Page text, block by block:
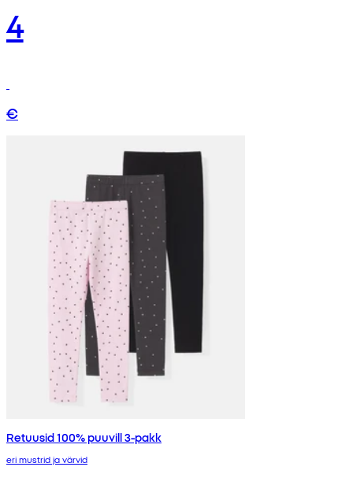
4
€
Retuusid 100% puuvill 3-pakk
eri mustrid ja värvid